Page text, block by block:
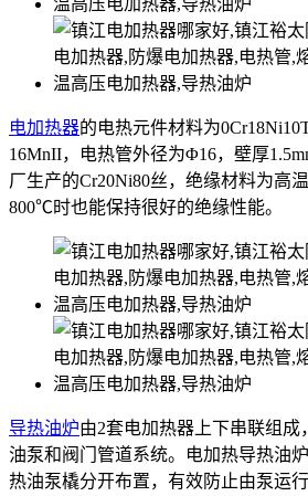
电加热器的电热元件材料为
16MnII，电热管外径为Φ16，壁厚
厂生产的Cr20Ni80丝，绝缘材料为高
800℃时也能保持很好的绝缘性能。
导热油炉由2套电加热器上下串联组
油泵和阀门管道系统。电加热导热油
热油泵橇分开布置，有效防止由泵运